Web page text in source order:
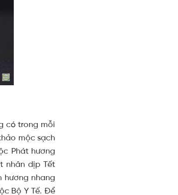
có trong mỗi
mộc sạch
Phát hương
nhân dịp Tết
hương nhang
Bộ Y Tế. Để